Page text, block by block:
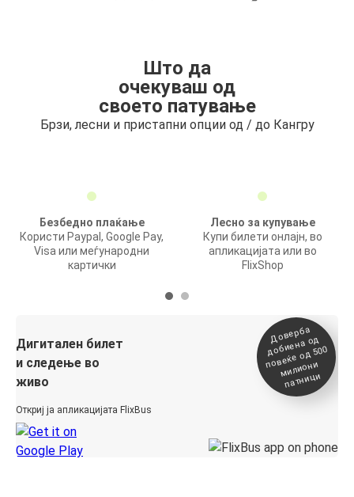
Што да
очекуваш од
своето патување
Брзи, лесни и пристапни опции од / до Кангру
Безбедно плаќање
Користи Paypal, Google Pay,
Visa или меѓународни
картички
Лесно за купување
Купи билети онлајн, во
апликацијата или во
FlixShop
Дигитален билет
и следење во
живо
Откриј ја апликацијата FlixBus
Доверба
добиена о
д
повеќе о
д 500
милиони
патници